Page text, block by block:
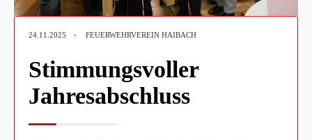
24.11.2025 • FEUERWEHRVEREIN HAIBACH
Stimmungsvoller
Jahresabschluss